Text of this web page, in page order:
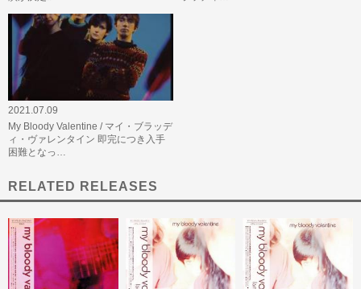
2021.07.09
My Bloody Valentine / マイ・ブラッデ
ィ・ヴァレンタイン 即完につき入手
困難となっ…
RELATED RELEASES